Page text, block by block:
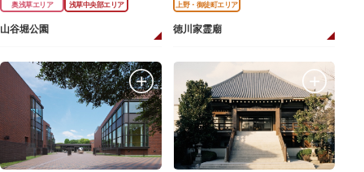
奥浅草エリア 浅草中央部エリア
山谷堀公園
上野・御徒町エリア
徳川家霊廟